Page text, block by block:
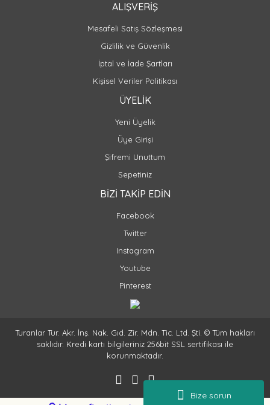
Bize sorun
ALIŞVERİŞ
Mesafeli Satış Sözleşmesi
Gizlilik ve Güvenlik
İptal ve İade Şartları
Kişisel Veriler Politikası
ÜYELİK
Yeni Üyelik
Üye Girişi
Şifremi Unuttum
Sepetiniz
BİZİ TAKİP EDİN
Facebook
Twitter
Instagram
Youtube
Pinterest
Turanlar Tur. Akr. İnş. Nak. Gıd. Zir. Mdn. Tic. Ltd. Şti. © Tüm hakları
saklıdır. Kredi kartı bilgileriniz 256bit SSL sertifikası ile
korunmaktadır.